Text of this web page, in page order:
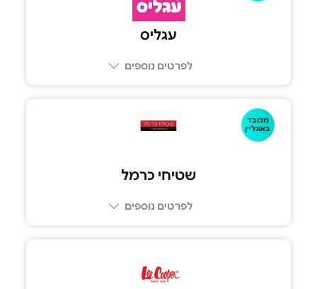
עגליס
לפרטים נוספים
מכובד
באונליין
שטיחי כרמל
לפרטים נוספים